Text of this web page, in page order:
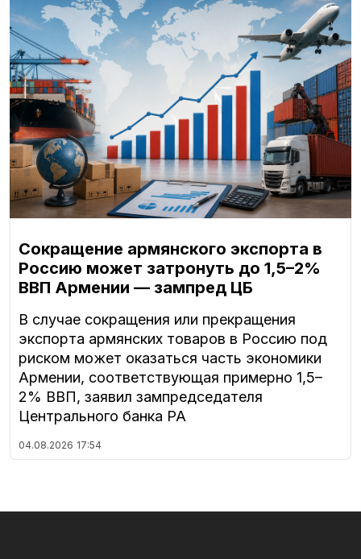
Сокращение армянского экспорта в
Россию может затронуть до 1,5–2%
ВВП Армении — зампред ЦБ
В случае сокращения или прекращения
экспорта армянских товаров в Россию под
риском может оказаться часть экономики
Армении, соответствующая примерно 1,5–
2% ВВП, заявил зампредседателя
Центрального банка РА
04.08.2026 17:54